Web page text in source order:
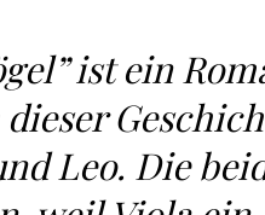
ist ein
Leo. Die